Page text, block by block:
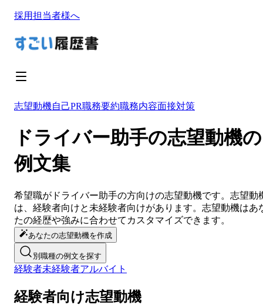
採用担当者様へ
志望動機自己PR職務要約職務内容面接対策
ドライバー助手の志望動機の
例文集
希望職が ドライバー助手の方向けの志望動機です。 志望動
は、経験者向けと未経験者向けがあります。 志望動機はあ
たの経歴や強みに合わせてカスタマイズできます。
あなたの志望動機を作成
別職種の例文を探す
経験者未経験者アルバイト
経験者向け志望動機